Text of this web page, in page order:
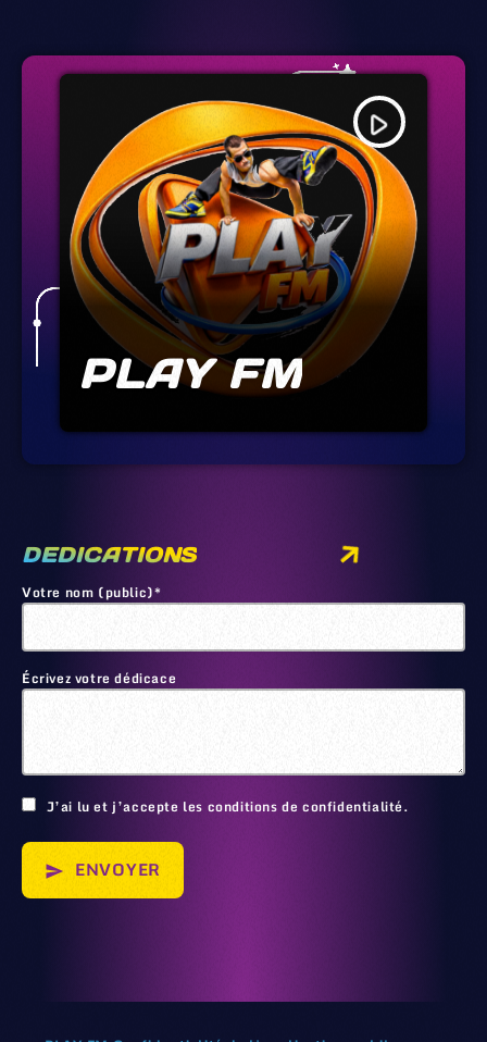
play_arrow
PLAY FM
DEDICATIONS
Votre nom (public)*
Écrivez votre dédicace
J’ai lu et j’accepte les conditions de confidentialité.
send ENVOYER